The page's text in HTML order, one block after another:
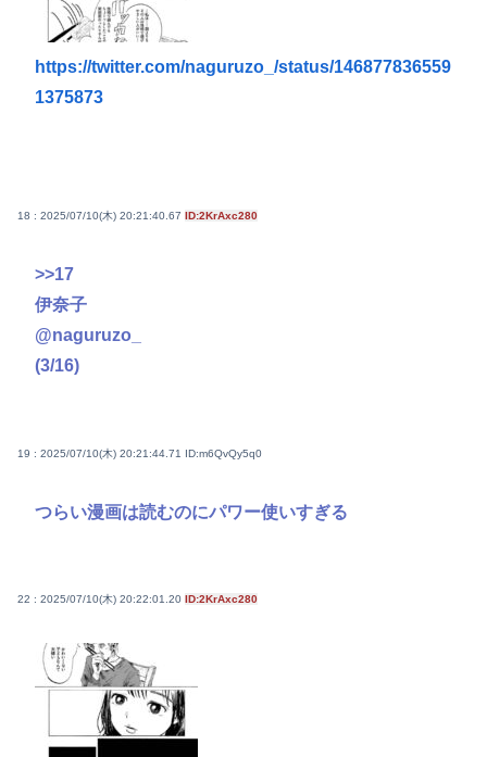
https://twitter.com/naguruzo_/status/146877836559
1375873
18 : 2025/07/10(木) 20:21:40.67 ID:2KrAxc280
>>17
伊奈子
@naguruzo_
(3/16)
19 : 2025/07/10(木) 20:21:44.71 ID:m6QvQy5q0
つらい漫画は読むのにパワー使いすぎる
22 : 2025/07/10(木) 20:22:01.20 ID:2KrAxc280